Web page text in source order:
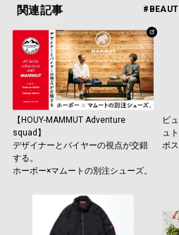
関連記事
【HOUY-MAMMUT Adventure
squad】
デザイナーとバイヤーの視点が交錯
する。
ホーボー×マムートの別注シューズ。
ビ
ュ
ボ